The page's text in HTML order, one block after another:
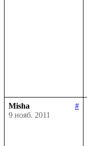
Misha
#
9 нояб. 2011